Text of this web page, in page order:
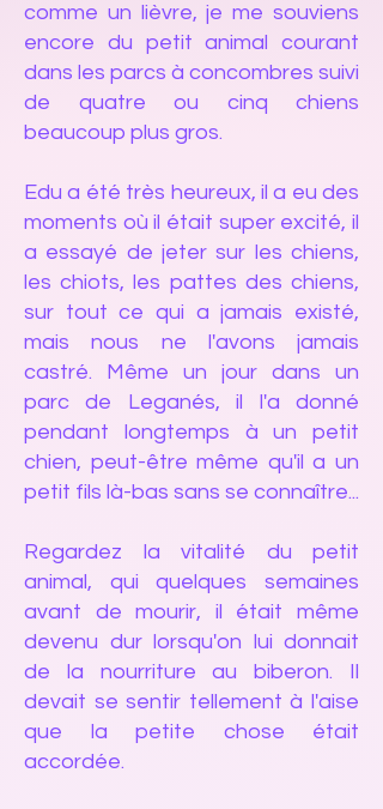
comme un lièvre, je me souviens
encore du petit animal courant
dans les parcs à concombres suivi
de quatre ou cinq chiens
beaucoup plus gros.
Edu a été très heureux, il a eu des
moments où il était super excité, il
a essayé de jeter sur les chiens,
les chiots, les pattes des chiens,
sur tout ce qui a jamais existé,
mais nous ne l'avons jamais
castré. Même un jour dans un
parc de Leganés, il l'a donné
pendant longtemps à un petit
chien, peut-être même qu'il a un
petit fils là-bas sans se connaître...
Regardez la vitalité du petit
animal, qui quelques semaines
avant de mourir, il était même
devenu dur lorsqu'on lui donnait
de la nourriture au biberon. Il
devait se sentir tellement à l'aise
que la petite chose était
accordée.